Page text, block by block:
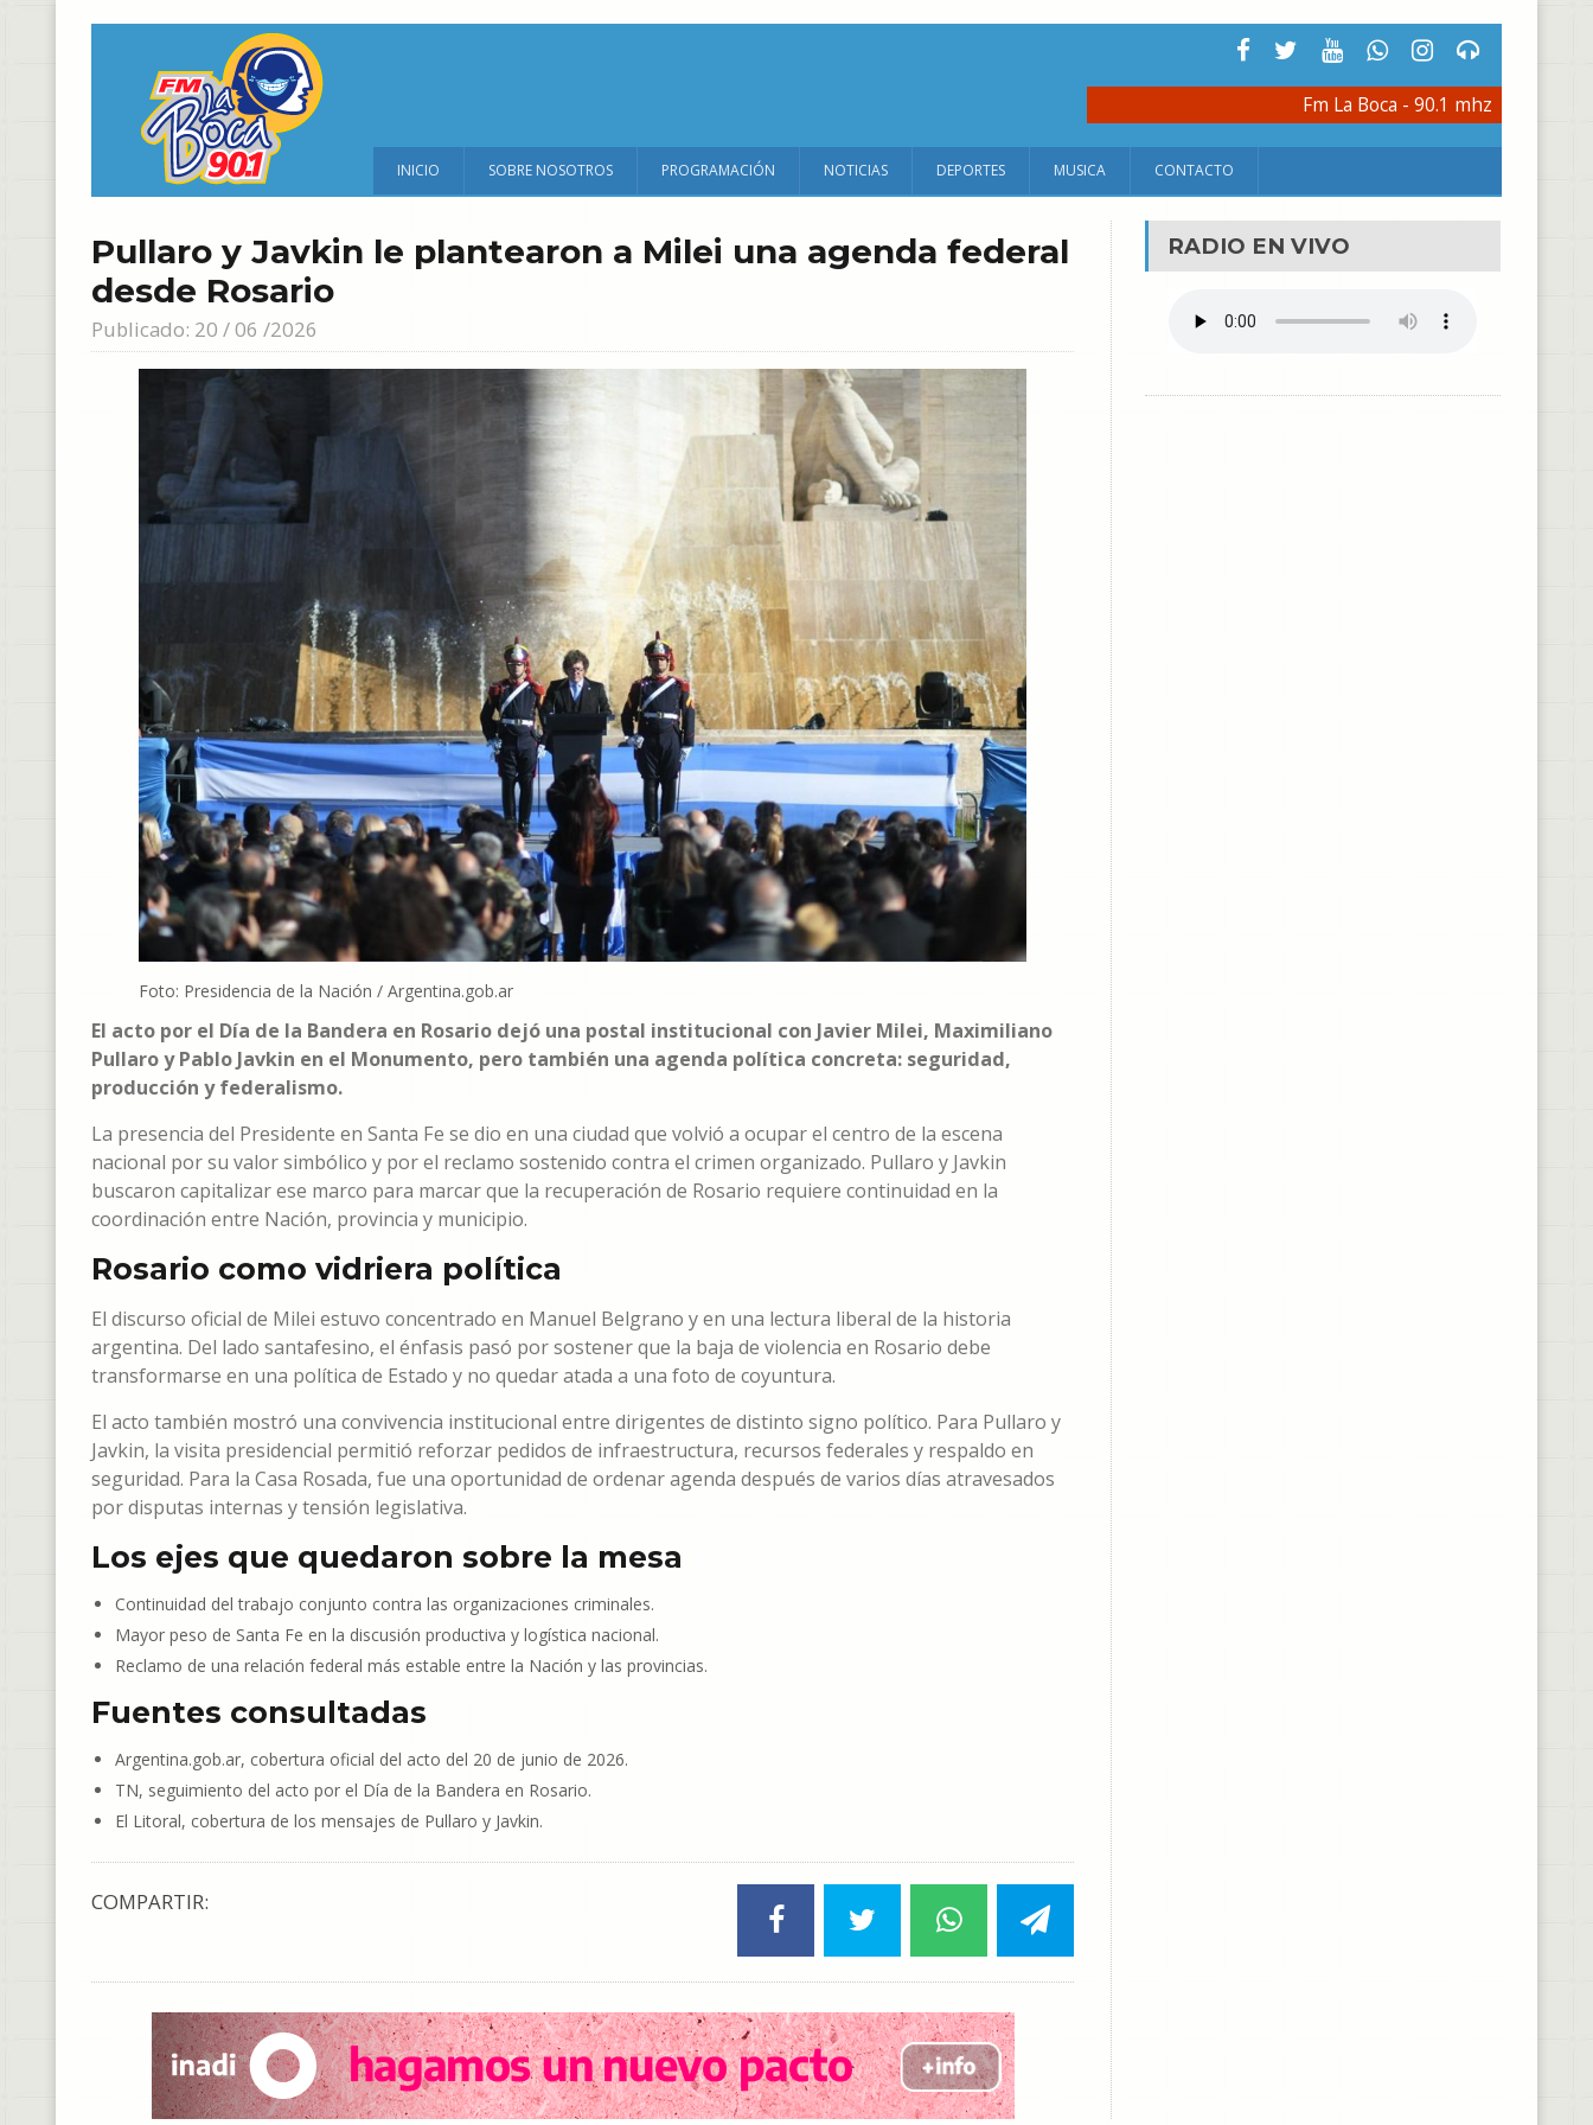
Fm La Boca - 90.1 mhz
INICIO SOBRE NOSOTROS PROGRAMACIÓN NOTICIAS DEPORTES MUSICA CONTACTO
Pullaro y Javkin le plantearon a Milei una agenda federal
desde Rosario
Publicado: 20 / 06 /2026
Foto: Presidencia de la Nación / Argentina.gob.ar
El acto por el Día de la Bandera en Rosario dejó una postal institucional con Javier Milei, Maximiliano
Pullaro y Pablo Javkin en el Monumento, pero también una agenda política concreta: seguridad,
producción y federalismo.
La presencia del Presidente en Santa Fe se dio en una ciudad que volvió a ocupar el centro de la escena
nacional por su valor simbólico y por el reclamo sostenido contra el crimen organizado. Pullaro y Javkin
buscaron capitalizar ese marco para marcar que la recuperación de Rosario requiere continuidad en la
coordinación entre Nación, provincia y municipio.
Rosario como vidriera política
El discurso oficial de Milei estuvo concentrado en Manuel Belgrano y en una lectura liberal de la historia
argentina. Del lado santafesino, el énfasis pasó por sostener que la baja de violencia en Rosario debe
transformarse en una política de Estado y no quedar atada a una foto de coyuntura.
El acto también mostró una convivencia institucional entre dirigentes de distinto signo político. Para Pullaro y
Javkin, la visita presidencial permitió reforzar pedidos de infraestructura, recursos federales y respaldo en
seguridad. Para la Casa Rosada, fue una oportunidad de ordenar agenda después de varios días atravesados
por disputas internas y tensión legislativa.
Los ejes que quedaron sobre la mesa
Continuidad del trabajo conjunto contra las organizaciones criminales.
Mayor peso de Santa Fe en la discusión productiva y logística nacional.
Reclamo de una relación federal más estable entre la Nación y las provincias.
Fuentes consultadas
Argentina.gob.ar, cobertura oficial del acto del 20 de junio de 2026.
TN, seguimiento del acto por el Día de la Bandera en Rosario.
El Litoral, cobertura de los mensajes de Pullaro y Javkin.
COMPARTIR:
RADIO EN VIVO